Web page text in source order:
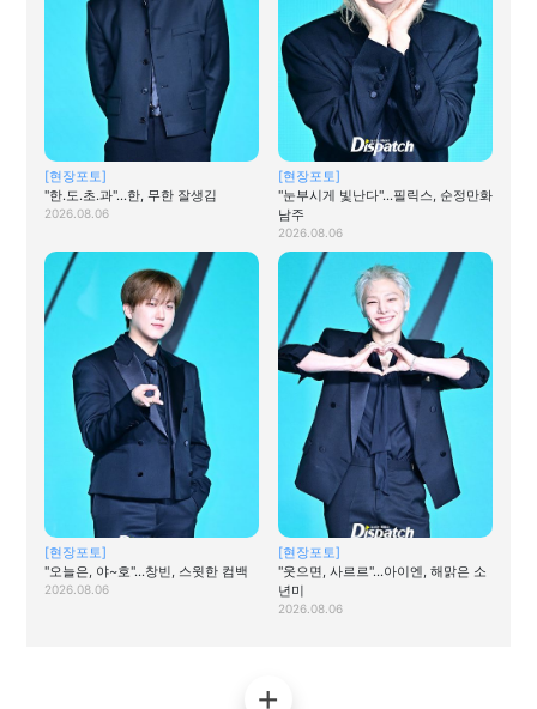
[현장포토]
"한.도.초.과"…한, 무한 잘생김
2026.08.06
[현장포토]
"눈부시게 빛난다"…필릭스, 순정만화
남주
2026.08.06
[현장포토]
"오늘은, 야~호"…창빈, 스윗한 컴백
2026.08.06
[현장포토]
"웃으면, 사르르"…아이엔, 해맑은 소
년미
2026.08.06